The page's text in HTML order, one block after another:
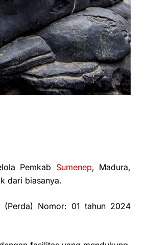
Pemkab Sumenep, Madura,
dari biasanya.
(Perda) Nomor: 01 tahun 2024